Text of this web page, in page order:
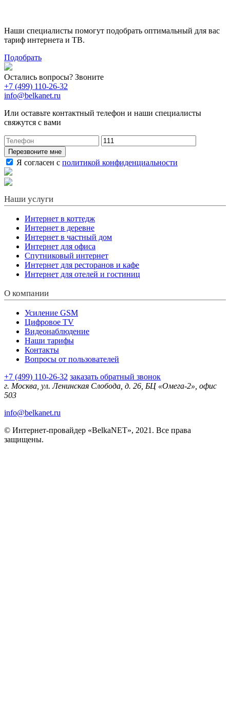
Наши специалисты помогут подобрать оптимальный для вас
тариф интернета и ТВ.
Подобрать
Остались вопросы? Звоните
+7 (499) 110-26-32
info@belkanet.ru
Или оставьте контактный телефон и наши специалисты
свяжутся с вами
Перезвоните мне
Я согласен с политикой конфиденциальности
Наши услуги
Интернет в коттедж
Интернет в деревне
Интернет в частный дом
Интернет для офиса
Спутниковый интернет
Интернет для ресторанов и кафе
Интернет для отелей и гостиниц
О компании
Усиление GSM
Цифровое TV
Видеонаблюдение
Наши тарифы
Контакты
Вопросы от пользователей
+7 (499) 110-26-32 заказать обратный звонок
г. Москва, ул. Ленинская Слобода, д. 26, БЦ «Омега-2», офис
503
info@belkanet.ru
© Интернет-провайдер «BelkaNET», 2021. Все права
защищены.